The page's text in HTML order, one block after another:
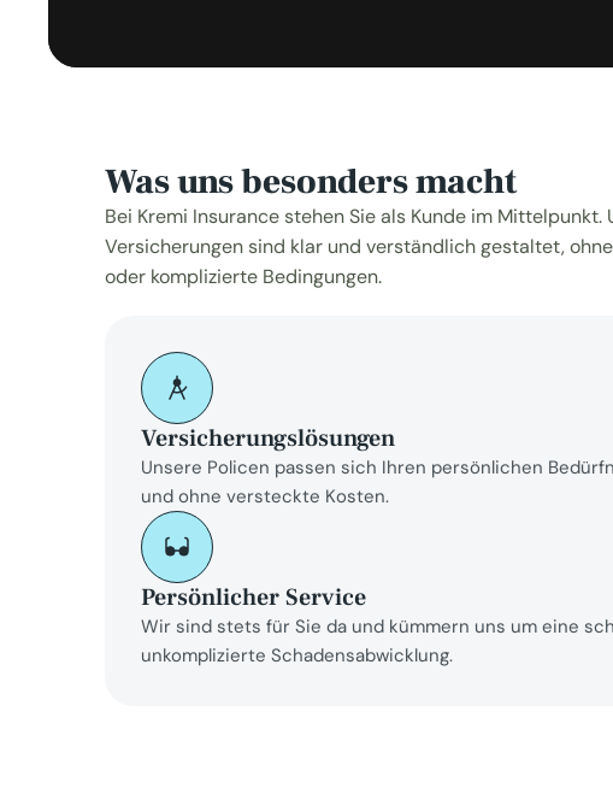
Was uns besonders macht
Bei Kremi Insurance stehen Sie als Kunde im Mittelpunkt.
Versicherungen sind klar und verständlich gestaltet,
oder komplizierte Bedingungen.
Versicherungslösungen
Unsere Policen passen sich Ihren persönlichen
und ohne versteckte Kosten.
Persönlicher Service
Wir sind stets für Sie da und kümmern uns um eine
unkomplizierte Schadensabwicklung.